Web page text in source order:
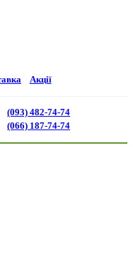
Акції
(093) 482-74-74
(066) 187-74-74